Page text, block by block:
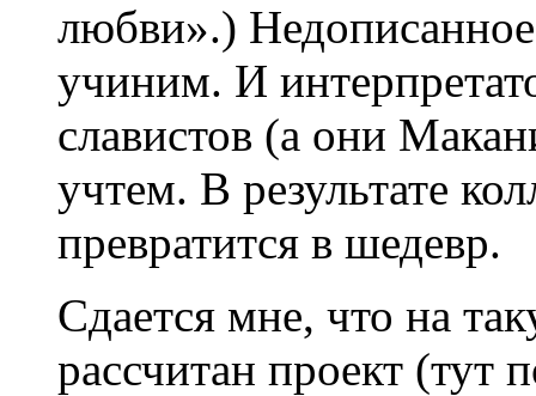
любви».)
учиним. И
славистов (а они
учтем. В результате
превратится в шедевр.
Сдается мне, что на
рассчитан проект (тут